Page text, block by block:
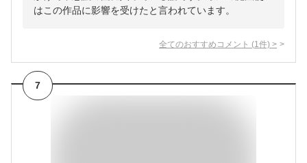
はこの作品に影響を受けたと言われています。
全てのおすすめコメント (1 件) >
7